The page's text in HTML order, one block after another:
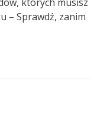
– Sprawdź, zanim